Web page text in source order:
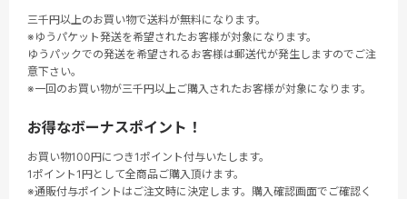
三千円以上のお買い物で送料が無料になります。
※ゆうパケット発送を希望されたお客様が対象になります。
ゆうパックでの発送を希望されるお客様は郵送代が発生しますのでご注
意下さい。
※一回のお買い物が三千円以上ご購入されたお客様が対象になります。
お得なボーナスポイント！
お買い物100円につき1ポイント付与いたします。
1ポイント1円として全商品ご購入頂けます。
※通販付与ポイントはご注文時に決定します。購入確認画面でご確認く